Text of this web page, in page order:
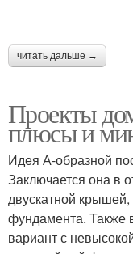
читать дальше →
Проекты
плюсы и
Идея А-образной
Заключается она в
двускатной крышей,
фундамента. Также
вариант с